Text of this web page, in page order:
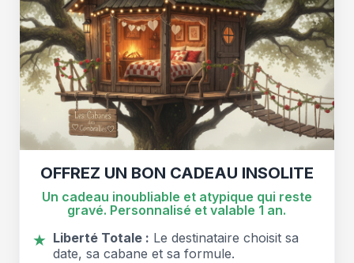
OFFREZ UN BON CADEAU INSOLITE
Un cadeau inoubliable et atypique qui reste
gravé. Personnalisé et valable 1 an.
★ Liberté Totale : Le destinataire choisit sa
date, sa cabane et sa formule.